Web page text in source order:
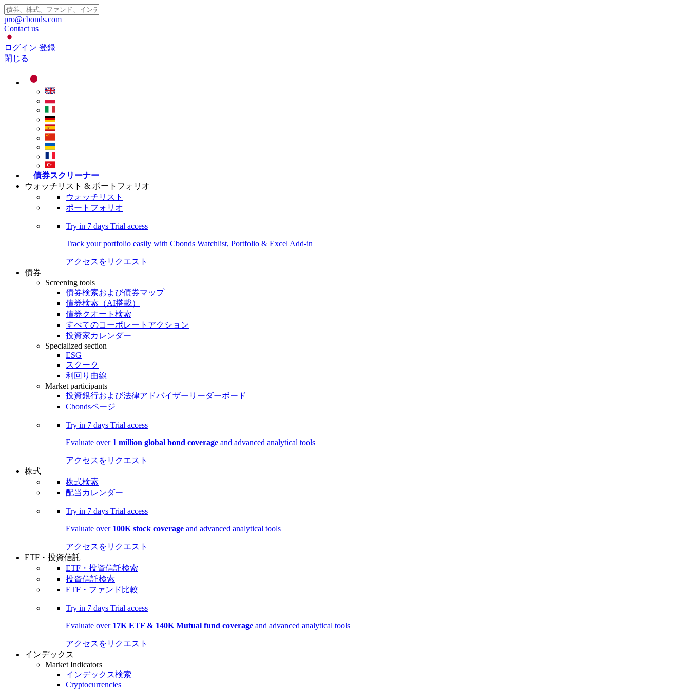
pro@cbonds.com
Contact us
ログイン 登録
閉じる
債券スクリーナー
ウォッチリスト & ポートフォリオ
ウォッチリスト
ポートフォリオ
Try in 7 days Trial access
Track your portfolio easily with Cbonds Watchlist, Portfolio & Excel Add-in
アクセスをリクエスト
債券
Screening tools
債券検索および債券マップ
債券検索（AI搭載）
債券クオート検索
すべてのコーポレートアクション
投資家カレンダー
Specialized section
ESG
スクーク
利回り曲線
Market participants
投資銀行および法律アドバイザーリーダーボード
Cbondsページ
Try in 7 days Trial access
Evaluate over 1 million global bond coverage and advanced analytical tools
アクセスをリクエスト
株式
株式検索
配当カレンダー
Try in 7 days Trial access
Evaluate over 100K stock coverage and advanced analytical tools
アクセスをリクエスト
ETF・投資信託
ETF・投資信託検索
投資信託検索
ETF・ファンド比較
Try in 7 days Trial access
Evaluate over 17K ETF & 140K Mutual fund coverage and advanced analytical tools
アクセスをリクエスト
インデックス
Market Indicators
インデックス検索
Cryptocurrencies